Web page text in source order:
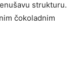
strukturu.
čokoladnim